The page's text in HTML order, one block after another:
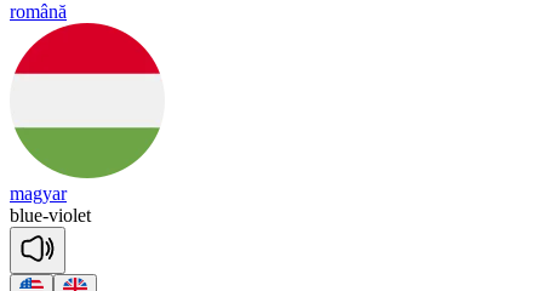
română
magyar
blue-violet